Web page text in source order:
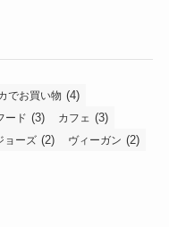
でお買い物 (4)
ード (3) カフェ (3)
ョーズ (2) ヴィーガン (2)